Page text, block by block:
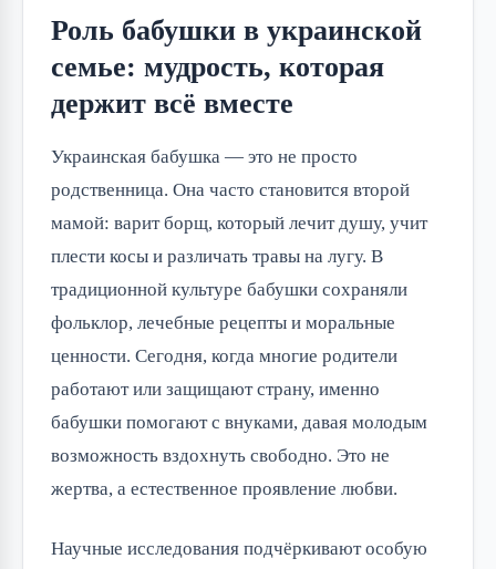
Роль бабушки в украинской
семье: мудрость, которая
держит всё вместе
Украинская бабушка — это не просто
родственница. Она часто становится второй
мамой: варит борщ, который лечит душу, учит
плести косы и различать травы на лугу. В
традиционной культуре бабушки сохраняли
фольклор, лечебные рецепты и моральные
ценности. Сегодня, когда многие родители
работают или защищают страну, именно
бабушки помогают с внуками, давая молодым
возможность вздохнуть свободно. Это не
жертва, а естественное проявление любви.
Научные исследования подчёркивают особую